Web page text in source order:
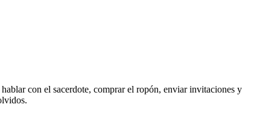
con el sacerdote, comprar el ropón, enviar invitaciones y